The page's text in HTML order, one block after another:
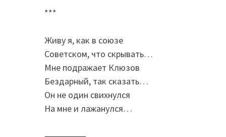
***
Живу я, как в союзе
Советском, что скрывать…
Мне подражает Клюзов
Бездарный, так сказать…
Он не один свихнулся
На мне и лажанулся…